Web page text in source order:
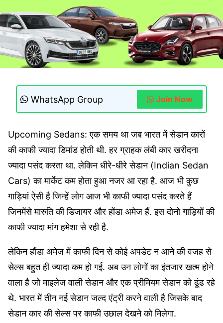
WhatsApp Group Join Now
Upcoming Sedans: एक समय था जब भारत में सेडान कारों
की काफी ज्यादा डिमांड होती थी. हर ग्राहक लंबी कार खरीदना
ज्यादा पसंद करता था. लेकिन धीरे-धीरे सेडान (Indian Sedan
Cars) का मार्केट कम होता हुआ नजर आ रहा है. आज भी कुछ
गाड़ियां ऐसी है जिन्हें लोग आज भी काफी ज्यादा पसंद करते हैं
जिनमेंसे मारुति की डिजायर और होंडा अमेज हैं. इस दोनो गाड़ियों की
काफी ज्यादा मांग हमेशा से रही है.
लेकिन हौंडा अमेज में काफी दिन से कोई अपडेट न आने की वजह से
सेल्स बहुत ही ज्यादा कम हो गई. अब उन लोगों का इंतजार खत्म होने
वाला है जो माइलेज वाली सेडान और एक प्रीमियम सेडान को ढूंढ रहे
थे. भारत में तीन नई सेडान जल्द एंट्री करने वाली है जिसके बाद
सेडान कार की सेल्स पर काफी उछाल देखने को मिलेगा.